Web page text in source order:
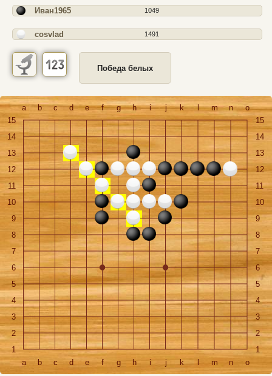
Иван1965 1049
cosvlad 1491
Победа белых
a b c d e f g h i j k l m n
o
15
15
14
14
13
13
12
12
11
11
10
10
9
9
8
8
7
7
6
6
5
5
4
4
3
3
2
2
1
1
a
b c d e f g h i j k m n o